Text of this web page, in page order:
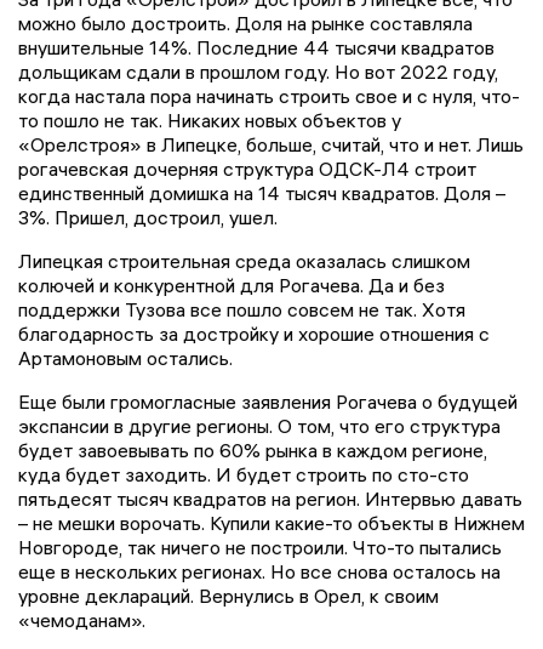
можно было достроить. Доля на рынке составляла
внушительные 14%. Последние 44 тысячи квадратов
дольщикам сдали в прошлом году. Но вот 2022 году,
когда настала пора начинать строить свое и с нуля, что-
то пошло не так. Никаких новых объектов у
«Орелстроя» в Липецке, больше, считай, что и нет. Лишь
рогачевская дочерняя структура ОДСК-Л4 строит
единственный домишка на 14 тысяч квадратов. Доля –
3%. Пришел, достроил, ушел.
Липецкая строительная среда оказалась слишком
колючей и конкурентной для Рогачева. Да и без
поддержки Тузова все пошло совсем не так. Хотя
благодарность за достройку и хорошие отношения с
Артамоновым остались.
Еще были громогласные заявления Рогачева о будущей
экспансии в другие регионы. О том, что его структура
будет завоевывать по 60% рынка в каждом регионе,
куда будет заходить. И будет строить по сто-сто
пятьдесят тысяч квадратов на регион. Интервью давать
– не мешки ворочать. Купили какие-то объекты в Нижнем
Новгороде, так ничего не построили. Что-то пытались
еще в нескольких регионах. Но все снова осталось на
уровне деклараций. Вернулись в Орел, к своим
«чемоданам».